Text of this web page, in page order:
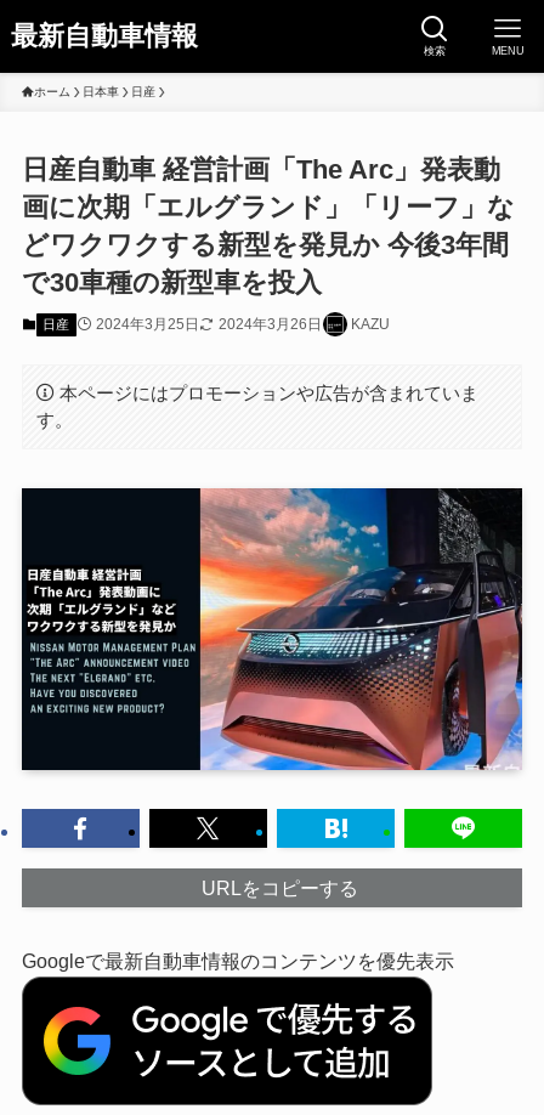
最新自動車情報 検索 MENU
ホーム 日本車 日産
日産自動車 経営計画「The Arc」発表動
画に次期「エルグランド」「リーフ」な
どワクワクする新型を発見か 今後3年間
で30車種の新型車を投入
日産 2024年3月25日 2024年3月26日 KAZU
本ページにはプロモーションや広告が含まれていま
す。
URLをコピーする
Googleで最新自動車情報のコンテンツを優先表示